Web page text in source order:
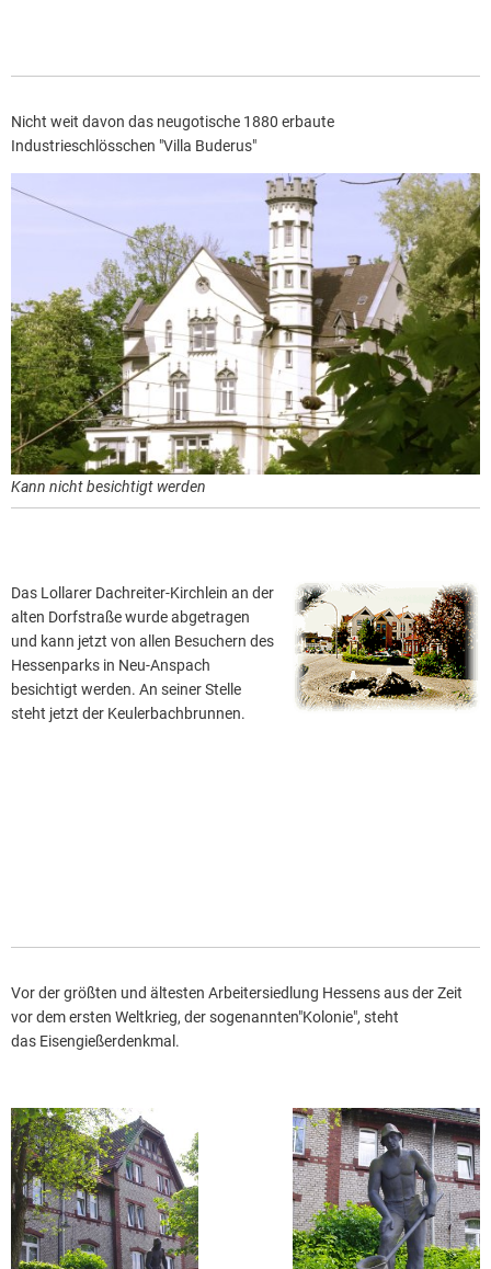
Nicht weit davon das neugotische 1880 erbaute
Industrieschlösschen "Villa Buderus"
Kann nicht besichtigt werden
Das Lollarer Dachreiter-Kirchlein an der
alten Dorfstraße wurde abgetragen
und kann jetzt von allen Besuchern des
Hessenparks in Neu-Anspach
besichtigt werden. An seiner Stelle
steht jetzt der Keulerbachbrunnen.
Vor der größten und ältesten Arbeitersiedlung Hessens aus der Zeit
vor dem ersten Weltkrieg, der sogenannten"Kolonie", steht
das Eisengießerdenkmal.